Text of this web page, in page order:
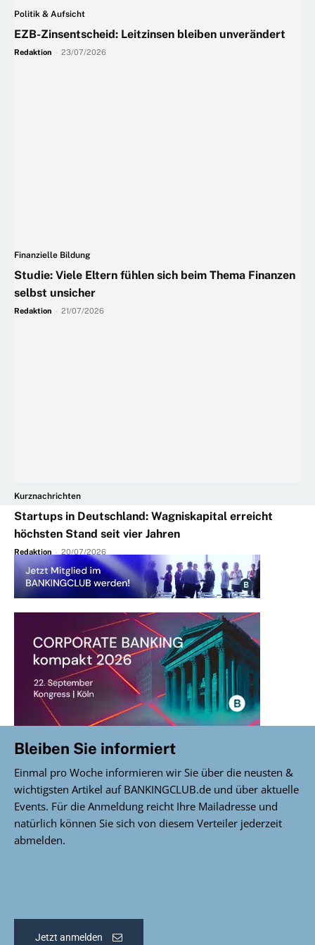
Politik & Aufsicht
EZB-Zinsentscheid: Leitzinsen bleiben unverändert
Redaktion 23/07/2026
Finanzielle Bildung
Studie: Viele Eltern fühlen sich beim Thema Finanzen
selbst unsicher
Redaktion 21/07/2026
Kurznachrichten
Startups in Deutschland: Wagniskapital erreicht
höchsten Stand seit vier Jahren
Redaktion - 20/07/2026
Bleiben Sie informiert
Einmal pro Woche informieren wir Sie über die neusten &
wichtigsten Artikel auf BANKINGCLUB.de und über aktuelle
Events. Für die Anmeldung reicht Ihre Mailadresse und
natürlich können Sie sich von diesem Verteiler jederzeit
abmelden.
Jetzt anmelden